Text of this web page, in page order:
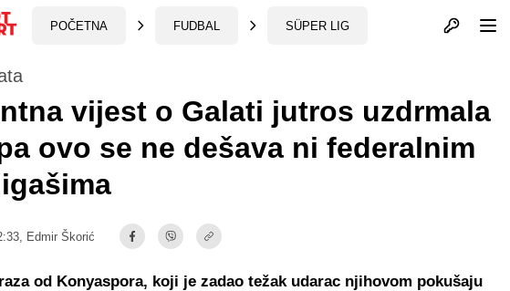
POČETNA FUDBAL SÜPER LIG Otvori profil
vijest o Galati jutros uzdrmala
ovo se ne dešava ni federalnim
Edmir Škorić
od Konyaspora, koji je zadao težak udarac njihovom pokušaju